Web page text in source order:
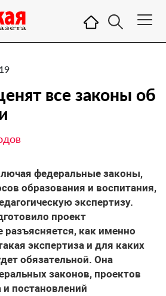
все законы об
федеральные законы,
образования и воспитания,
экспертизу.
проект
разъясняется, как именно
экспертиза и для каких
обязательной. Она
законов, проектов
и постановлений